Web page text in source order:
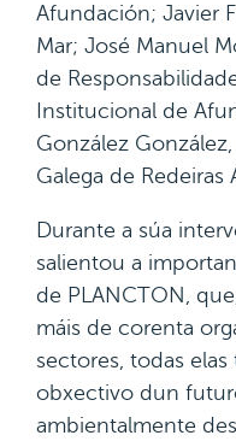
Afundación; Javier
Mar; José Manuel
de
Institucional de
González
Galega de Redeiras
Durante a súa
salientou a
de PLANCTON,
máis de corenta
sectores, todas
obxectivo dun
ambientalmente